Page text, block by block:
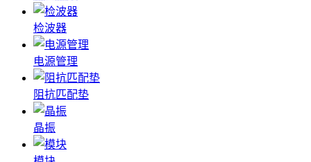
检波器
电源管理
阻抗匹配垫
晶振